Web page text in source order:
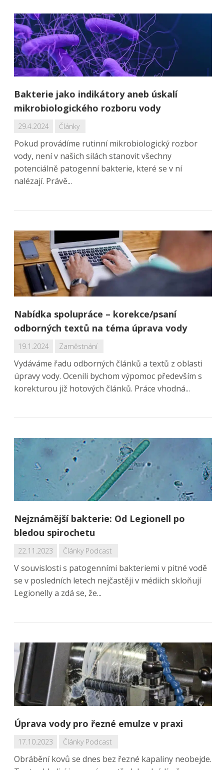
Bakterie jako indikátory aneb úskalí
mikrobiologického rozboru vody
29.4.2024 Články
Pokud provádíme rutinní mikrobiologický rozbor
vody, není v našich silách stanovit všechny
potenciálně patogenní bakterie, které se v ní
nalézají. Právě...
Nabídka spolupráce – korekce/psaní
odborných textů na téma úprava vody
19.1.2024 Zaměstnání
Vydáváme řadu odborných článků a textů z oblasti
úpravy vody. Ocenili bychom výpomoc především s
korekturou již hotových článků. Práce vhodná...
Nejznámější bakterie: Od Legionell po
bledou spirochetu
22.11.2023 Články Podcast
V souvislosti s patogenními bakteriemi v pitné vodě
se v posledních letech nejčastěji v médiích skloňují
Legionelly a zdá se, že...
Úprava vody pro řezné emulze v praxi
17.10.2023 Články Podcast
Obrábění kovů se dnes bez řezné kapaliny neobejde.